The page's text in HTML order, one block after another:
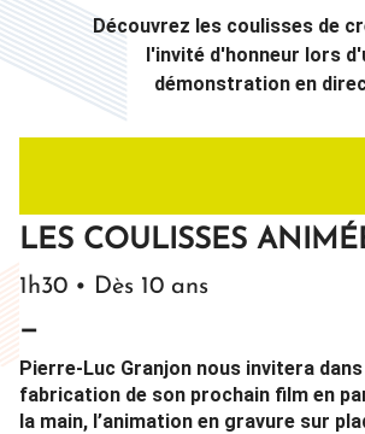
Découvrez les coulisses de
l'invité d'honneur lors
démonstration en
LES COULISSES
1h30 • Dès 10 ans
—
Pierre-Luc Granjon nous invitera
fabrication de son prochain film en
la main, l’animation en gravure sur